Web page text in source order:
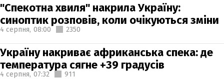
"Спекотна хвиля" накрила Україну:
синоптик розповів, коли очікуються зміни
4 серпня, 08:00 2350
Україну накриває африканська спека: де
температура сягне +39 градусів
4 серпня, 07:32 911